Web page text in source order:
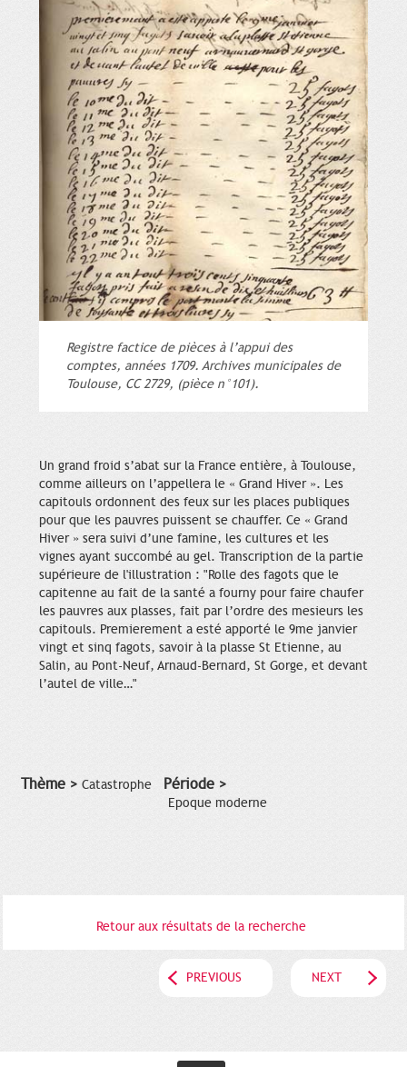
Registre factice de pièces à l’appui des
comptes, années 1709. Archives municipales de
Toulouse, CC 2729, (pièce n°101).
Un grand froid s’abat sur la France entière, à Toulouse,
comme ailleurs on l’appellera le « Grand Hiver ». Les
capitouls ordonnent des feux sur les places publiques
pour que les pauvres puissent se chauffer. Ce « Grand
Hiver » sera suivi d’une famine, les cultures et les
vignes ayant succombé au gel. Transcription de la partie
supérieure de l'illustration : "Rolle des fagots que le
capitenne au fait de la santé a fourny pour faire chaufer
les pauvres aux plasses, fait par l’ordre des mesieurs les
capitouls. Premierement a esté apporté le 9me janvier
vingt et sinq fagots, savoir à la plasse St Etienne, au
Salin, au Pont-Neuf, Arnaud-Bernard, St Gorge, et devant
l’autel de ville…"
Thème > Catastrophe Période >
Epoque moderne
Retour aux résultats de la recherche
PREVIOUS NEXT